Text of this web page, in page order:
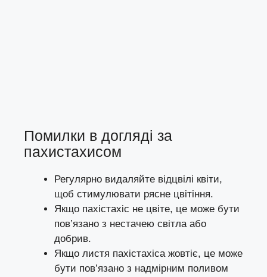
Помилки в догляді за
пахистахисом
Регулярно видаляйте відцвілі квіти,
щоб стимулювати рясне цвітіння.
Якщо пахістахіс не цвіте, це може бути
пов’язано з нестачею світла або
добрив.
Якщо листя пахістахіса жовтіє, це може
бути пов’язано з надмірним поливом